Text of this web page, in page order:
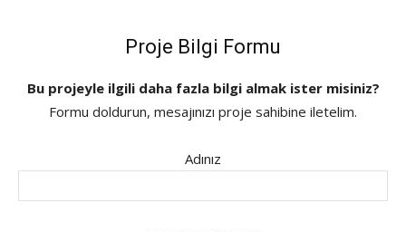
Proje Bilgi Formu
Bu projeyle ilgili daha fazla bilgi almak ister misiniz?
Formu doldurun, mesajınızı proje sahibine iletelim.
Adınız